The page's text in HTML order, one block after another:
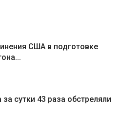
США в подготовке
сутки 43 раза обстреляли